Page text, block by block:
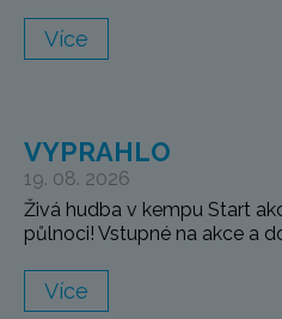
Více
VYPRAHLO
19. 08. 2026
Živá hudba v kempu Start
půlnoci! Vstupné na akce a
Více